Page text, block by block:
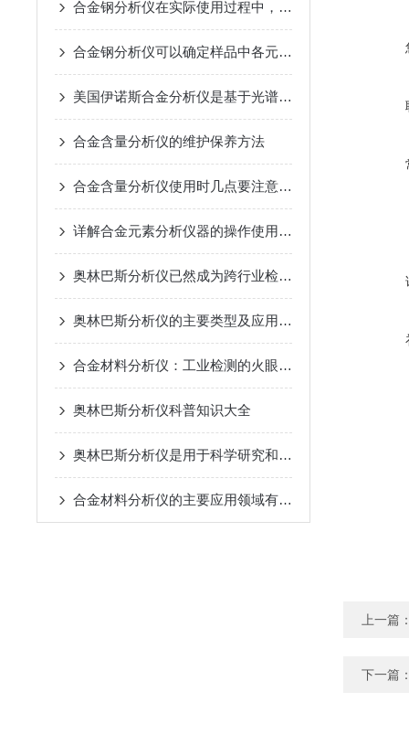
合金钢分析仪在实际使用过程中，需要注意的事项
合金钢分析仪可以确定样品中各元素的含量
美国伊诺斯合金分析仪是基于光谱分析技术实现的
合金含量分析仪的维护保养方法
合金含量分析仪使用时几点要注意的地方
详解合金元素分析仪器的操作使用方法
奥林巴斯分析仪已然成为跨行业检测的重要工具
奥林巴斯分析仪的主要类型及应用领域
合金材料分析仪：工业检测的火眼金睛
奥林巴斯分析仪科普知识大全
奥林巴斯分析仪是用于科学研究和分析的设备
合金材料分析仪的主要应用领域有哪些？
上一篇
下一篇